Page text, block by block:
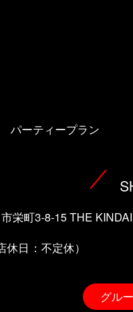
パーティープラン
栄町3-8-15 THE
日：不定休）
グル